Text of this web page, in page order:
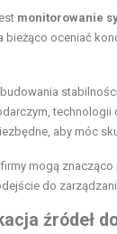
monitorowanie
bieżąco oceniać
aby móc
mogą
do
źródeł